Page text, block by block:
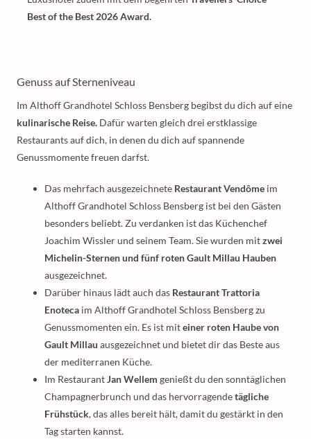
Best of the Best 2026 Award.
Genuss auf Sterneniveau
Im Althoff Grandhotel Schloss Bensberg begibst du dich auf eine
kulinarische Reise. Dafür warten gleich drei erstklassige
Restaurants auf dich, in denen du dich auf spannende
Genussmomente freuen darfst.
Das mehrfach ausgezeichnete Restaurant Vendôme im
Althoff Grandhotel Schloss Bensberg ist bei den Gästen
besonders beliebt. Zu verdanken ist das Küchenchef
Joachim Wissler und seinem Team. Sie wurden mitzwei
Michelin-Sternen und fünf roten Gault Millau Hauben
ausgezeichnet.
Darüber hinaus lädt auch das Restaurant Trattoria
Enoteca im Althoff Grandhotel Schloss Bensberg zu
Genussmomenten ein. Es ist miteiner roten Haube von
Gault Millau ausgezeichnet und bietet dir das Beste aus
der mediterranen Küche.
Im RestaurantJan Wellem genießt du den sonntäglichen
Champagnerbrunch und das hervorragendetägliche
Frühstück, das alles bereit hält, damit du gestärkt in den
Tag starten kannst.